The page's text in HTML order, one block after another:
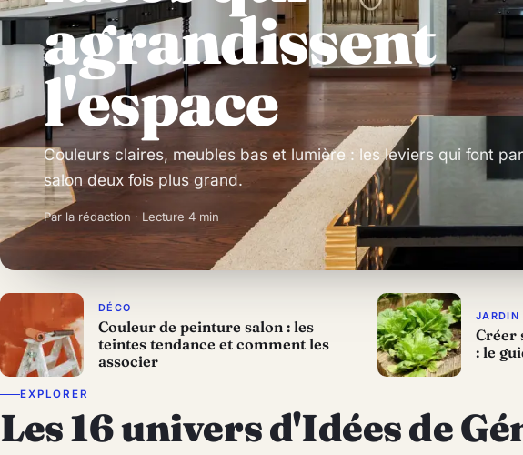
agrandissent
l'espace
Couleurs claires, meubles bas et lumière : les leviers qui font
salon deux fois plus grand.
Par la rédaction · Lecture 4 min
DÉCO
Couleur de peinture salon : les
teintes tendance et comment les
associer
JARDIN
Créer
: le
EXPLORER
Les 16 univers d'Idées de
Idées Noël & Nouvel An
Cinéma